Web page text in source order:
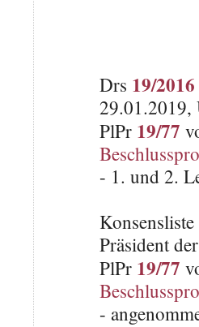
Drs 19/2016
29.01.2019,
PlPr 19/77
- 1. und 2.
Präsident
PlPr 19/77
-